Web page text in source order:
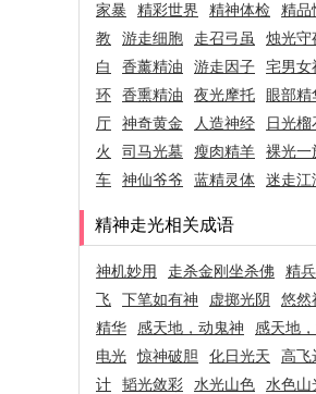
家暴
精彩世界 精神体检 精品
教
游走细胞 走召弓虽 烛光守
白
香薰精油 游走因子 宅男女
环
香熏精油 夜光摩托 眼部精
厅
神奇黄金 人造神经 日光榴
火
司马光墓 瘦肉精羊 裸光一
车
神仙爷爷 蓝精灵体 迷走江
精神走光相关成语
神机妙用 走杀金刚坐杀佛 精
飞
下笔如有神 虚掷光阴 悠然
精华
感天地，动鬼神 感天地
电光
惊神破胆 化日光天 高飞
计
韬光敛彩 水光山色 水色山